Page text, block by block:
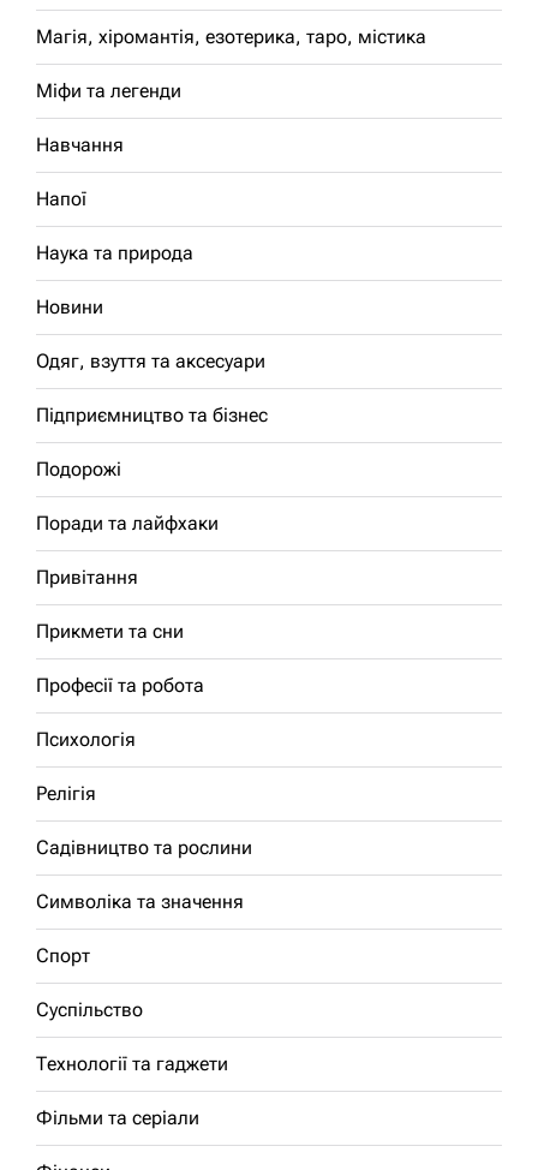
Магія, хіромантія, езотерика, таро, містика
Міфи та легенди
Навчання
Напої
Наука та природа
Новини
Одяг, взуття та аксесуари
Підприємництво та бізнес
Подорожі
Поради та лайфхаки
Привітання
Прикмети та сни
Професії та робота
Психологія
Релігія
Садівництво та рослини
Символіка та значення
Спорт
Суспільство
Технології та гаджети
Фільми та серіали